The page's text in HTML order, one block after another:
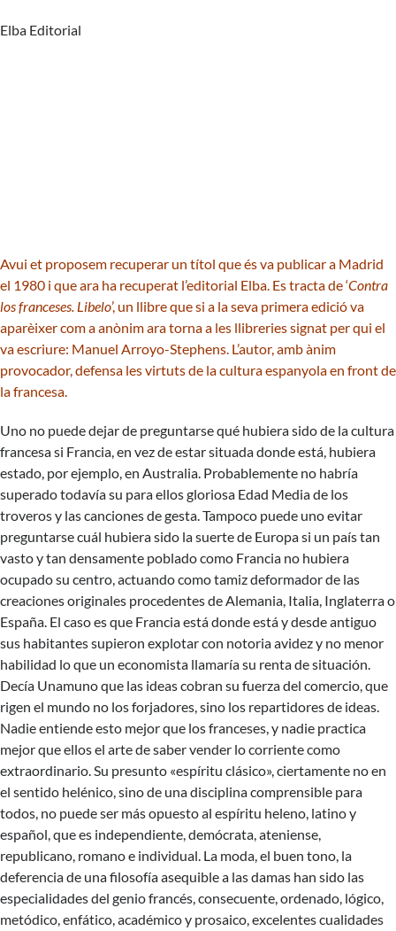
Elba Editorial
Avui et proposem recuperar un títol que és va publicar a Madrid
el 1980 i que ara ha recuperat l’editorial Elba. Es tracta de ‘Contra
los franceses. Libelo’, un llibre que si a la seva primera edició va
aparèixer com a anònim ara torna a les llibreries signat per qui el
va escriure: Manuel Arroyo-Stephens. L’autor, amb ànim
provocador, defensa les virtuts de la cultura espanyola en front de
la francesa.
Uno no puede dejar de preguntarse qué hubiera sido de la cultura
francesa si Francia, en vez de estar situada donde está, hubiera
estado, por ejemplo, en Australia. Probablemente no habría
superado todavía su para ellos gloriosa Edad Media de los
troveros y las canciones de gesta. Tampoco puede uno evitar
preguntarse cuál hubiera sido la suerte de Europa si un país tan
vasto y tan densamente poblado como Francia no hubiera
ocupado su centro, actuando como tamiz deformador de las
creaciones originales procedentes de Alemania, Italia, Inglaterra o
España. El caso es que Francia está donde está y desde antiguo
sus habitantes supieron explotar con notoria avidez y no menor
habilidad lo que un economista llamaría su renta de situación.
Decía Unamuno que las ideas cobran su fuerza del comercio, que
rigen el mundo no los forjadores, sino los repartidores de ideas.
Nadie entiende esto mejor que los franceses, y nadie practica
mejor que ellos el arte de saber vender lo corriente como
extraordinario. Su presunto «espíritu clásico», ciertamente no en
el sentido helénico, sino de una disciplina comprensible para
todos, no puede ser más opuesto al espíritu heleno, latino y
español, que es independiente, demócrata, ateniense,
republicano, romano e individual. La moda, el buen tono, la
deferencia de una filosofía asequible a las damas han sido las
especialidades del genio francés, consecuente, ordenado, lógico,
metódico, enfático, académico y prosaico, excelentes cualidades